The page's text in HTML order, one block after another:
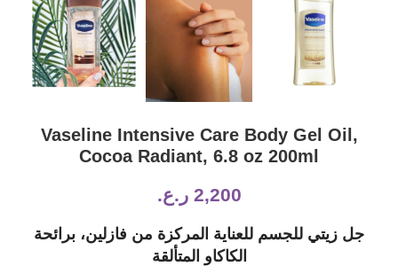
Vaseline Intensive Care Body Gel Oil,
Cocoa Radiant, 6.8 oz 200ml
2,200 ر.ع.
جل زيتي للجسم للعناية المركزة من فازلين، برائحة
الكاكاو المتألقة